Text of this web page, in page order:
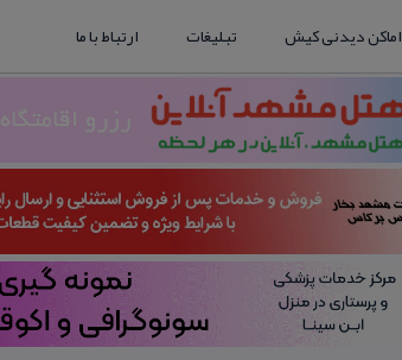
اماکن دیدنی کیش تبلیغات ارتباط با ما